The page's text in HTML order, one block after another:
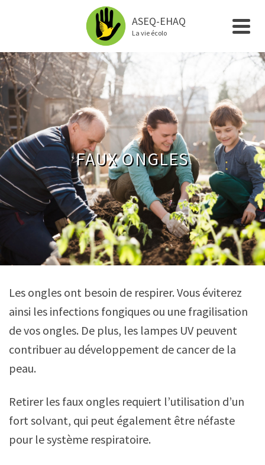
ASEQ-EHAQ
La vie écolo
FAUX ONGLES
Les ongles ont besoin de respirer. Vous éviterez
ainsi les infections fongiques ou une fragilisation
de vos ongles. De plus, les lampes UV peuvent
contribuer au développement de cancer de la
peau.
Retirer les faux ongles requiert l’utilisation d’un
fort solvant, qui peut également être néfaste
pour le système respiratoire.